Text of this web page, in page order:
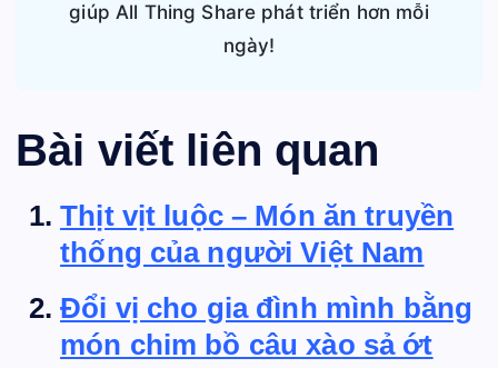
giúp All Thing Share phát triển hơn mỗi
ngày!
Bài viết liên quan
Thịt vịt luộc – Món ăn truyền
thống của người Việt Nam
Đổi vị cho gia đình mình bằng
món chim bồ câu xào sả ớt